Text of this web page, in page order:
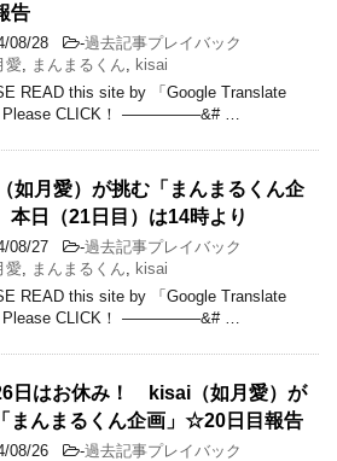
告
08/28 -過去記事プレイバック
愛
まんまるくん
kisai
READ this site by 「Google Translate
Please CLICK！ —————&# …
如月愛）が挑む「まんまるくん企
本日（21日目）は14時より
08/27 -過去記事プレイバック
愛
まんまるくん
kisai
READ this site by 「Google Translate
Please CLICK！ —————&# …
日はお休み！ kisai（如月愛）が
まんまるくん企画」☆20日目報告
08/26 -過去記事プレイバック